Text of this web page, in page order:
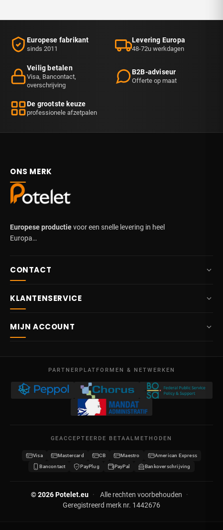
Europese fabrikant
sinds 2011
Levering Europa
48-72u werkdagen
Veilig betalen
Visa, Bancontact,
overschrijving
B2B-adviseur
Offerte op maat
De grootste keuze
professionele afzetpalen
ONS MERK
Europese productievoor een snelle levering in heel
Europa…
CONTACT
Route Mitoyenne 414
Ma – Vr
09:00 – 17:00
BTW BE 0641.740.320 - RPR Luik
KLANTENSERVICE
Levering
Verkoopsvoorwaarden
Privacybeleid
MIJN ACCOUNT
Mijn creditnota's
Mijn kortingsbonnen
Word verdeler
PARTNERPLATFORMEN & NETWERKEN
GEACCEPTEERDE BETAALMETHODEN
Visa Mastercard CB Maestro
American Express
Bancontact
PayPlug PayPal Bankoverschrijving
© 2026 Potelet.eu · Alle rechten voorbehouden
·
Geregistreerd merk nr. 1442676